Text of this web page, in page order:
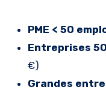
PME < 50
Entreprises
€)
Grandes